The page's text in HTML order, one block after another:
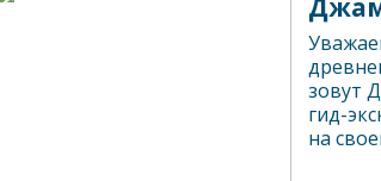
зовут
гид-
на